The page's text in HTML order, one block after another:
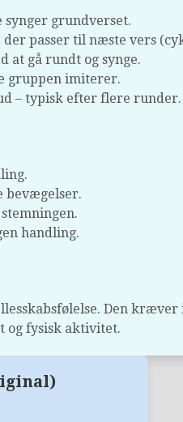
synger grundverset.
passer til næste vers
at gå rundt og synge.
gruppen imiterer.
– typisk efter flere runder.
bevægelser.
handling.
Den
og fysisk aktivitet.